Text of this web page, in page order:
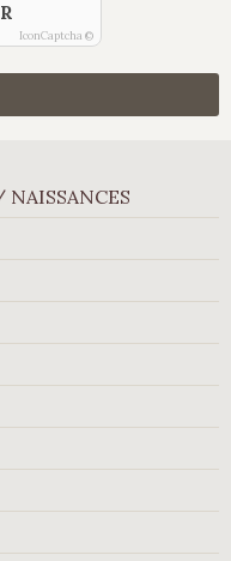
IconCaptcha ©